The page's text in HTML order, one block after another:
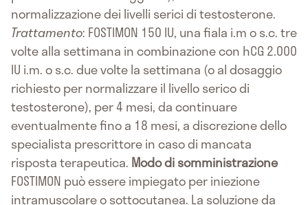
normalizzazione dei livelli serici di testosterone.
Trattamento: FOSTIMON 150 IU, una fiala i.m o s.c. tre
volte alla settimana in combinazione con hCG 2.000
IU i.m. o s.c. due volte la settimana (o al dosaggio
richiesto per normalizzare il livello serico di
testosterone), per 4 mesi, da continuare
eventualmente fino a 18 mesi, a discrezione dello
specialista prescrittore in caso di mancata
risposta terapeutica. Modo di somministrazione
FOSTIMON può essere impiegato per iniezione
intramuscolare o sottocutanea. La soluzione da